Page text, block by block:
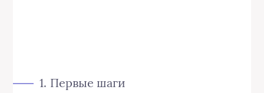
1. Первые шаги